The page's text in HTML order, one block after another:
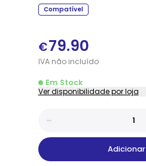
Compatível
€79.90
IVAnãoincluído
Em Stock
Ver disponibilidade por loja
Adicionar